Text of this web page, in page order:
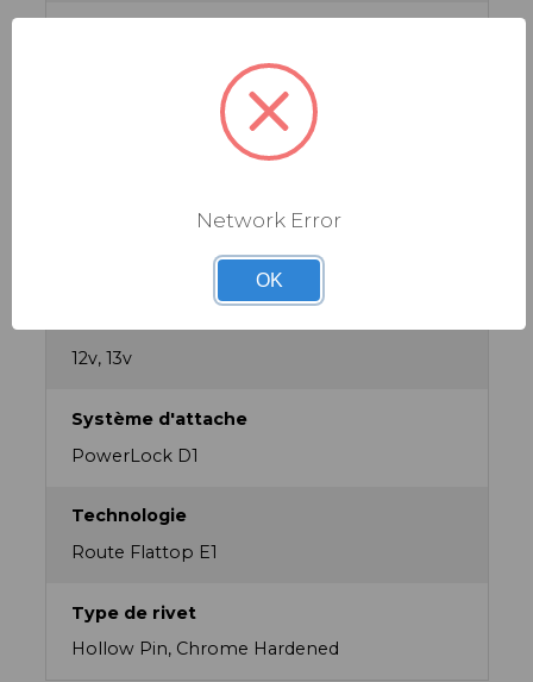
RED AXS, Red XPLR AXS
Nombre de maillons
12v, 13v
Système d'attache
PowerLock D1
Technologie
Route Flattop E1
Type de rivet
Hollow Pin, Chrome Hardened
Network Error
OK